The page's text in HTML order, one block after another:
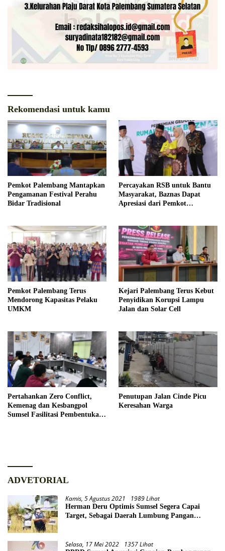
Rekomendasi untuk kamu
Pemkot Palembang Mantapkan
Pengamanan Festival Perahu
Bidar Tradisional
Percayakan RSB untuk Bantu
Masyarakat, Baznas Dapat
Apresiasi dari Pemkot
Pemkot Palembang Terus
Mendorong Kapasitas Pelaku
UMKM
Kejari Palembang Terus Kebut
Penyidikan Korupsi Lampu
Jalan dan Solar Cell
Pertahankan Zero Conflict,
Kemenag dan Kesbangpol
Sumsel Fasilitasi Pembentukan
Penutupan Jalan Cinde Picu
Keresahan Warga
ADVETORIAL
Kamis, 5 Agustus 2021 1989 Lihat
Herman Deru Optimis Sumsel Segera Capai
Target, Sebagai Daerah Lumbung Pangan
Selasa, 17 Mei 2022 1357 Lihat